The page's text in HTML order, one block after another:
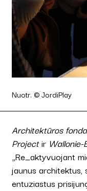
Nuotr. © JordiPlay
Architektūros
Projectir
„Re_aktyvuojant
jaunus
entuziastus